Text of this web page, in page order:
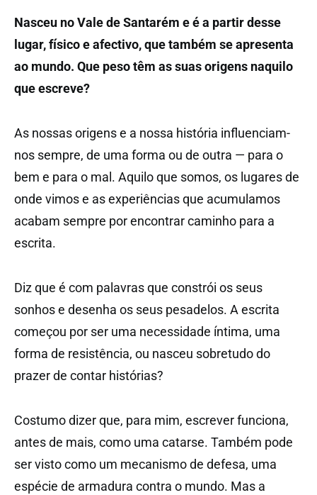
Nasceu no Vale de Santarém e é a partir desse
lugar, físico e afectivo, que também se apresenta
ao mundo. Que peso têm as suas origens naquilo
que escreve?
As nossas origens e a nossa história influenciam-
nos sempre, de uma forma ou de outra — para o
bem e para o mal. Aquilo que somos, os lugares de
onde vimos e as experiências que acumulamos
acabam sempre por encontrar caminho para a
escrita.
Diz que é com palavras que constrói os seus
sonhos e desenha os seus pesadelos. A escrita
começou por ser uma necessidade íntima, uma
forma de resistência, ou nasceu sobretudo do
prazer de contar histórias?
Costumo dizer que, para mim, escrever funciona,
antes de mais, como uma catarse. Também pode
ser visto como um mecanismo de defesa, uma
espécie de armadura contra o mundo. Mas a